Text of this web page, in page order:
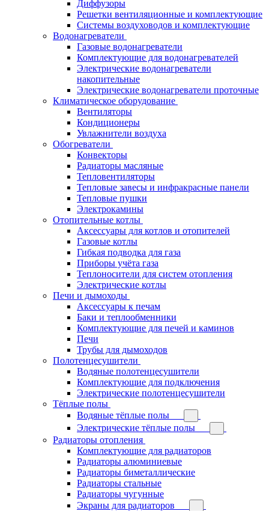
Диффузоры
Решетки вентиляционные и комплектующие
Системы воздуховодов и комплектующие
Водонагреватели
Газовые водонагреватели
Комплектующие для водонагревателей
Электрические водонагреватели
накопительные
Электрические водонагреватели проточные
Климатическое оборудование
Вентиляторы
Кондиционеры
Увлажнители воздуха
Обогреватели
Конвекторы
Радиаторы масляные
Тепловентиляторы
Тепловые завесы и инфракрасные панели
Тепловые пушки
Электрокамины
Отопительные котлы
Аксессуары для котлов и отопителей
Газовые котлы
Гибкая подводка для газа
Приборы учёта газа
Теплоносители для систем отопления
Электрические котлы
Печи и дымоходы
Аксессуары к печам
Баки и теплообменники
Комплектующие для печей и каминов
Печи
Трубы для дымоходов
Полотенцесушители
Водяные полотенцесушители
Комплектующие для подключения
Электрические полотенцесушители
Тёплые полы
Водяные тёплые полы
Электрические тёплые полы
Радиаторы отопления
Комплектующие для радиаторов
Радиаторы алюминиевые
Радиаторы биметаллические
Радиаторы стальные
Радиаторы чугунные
Экраны для радиаторов